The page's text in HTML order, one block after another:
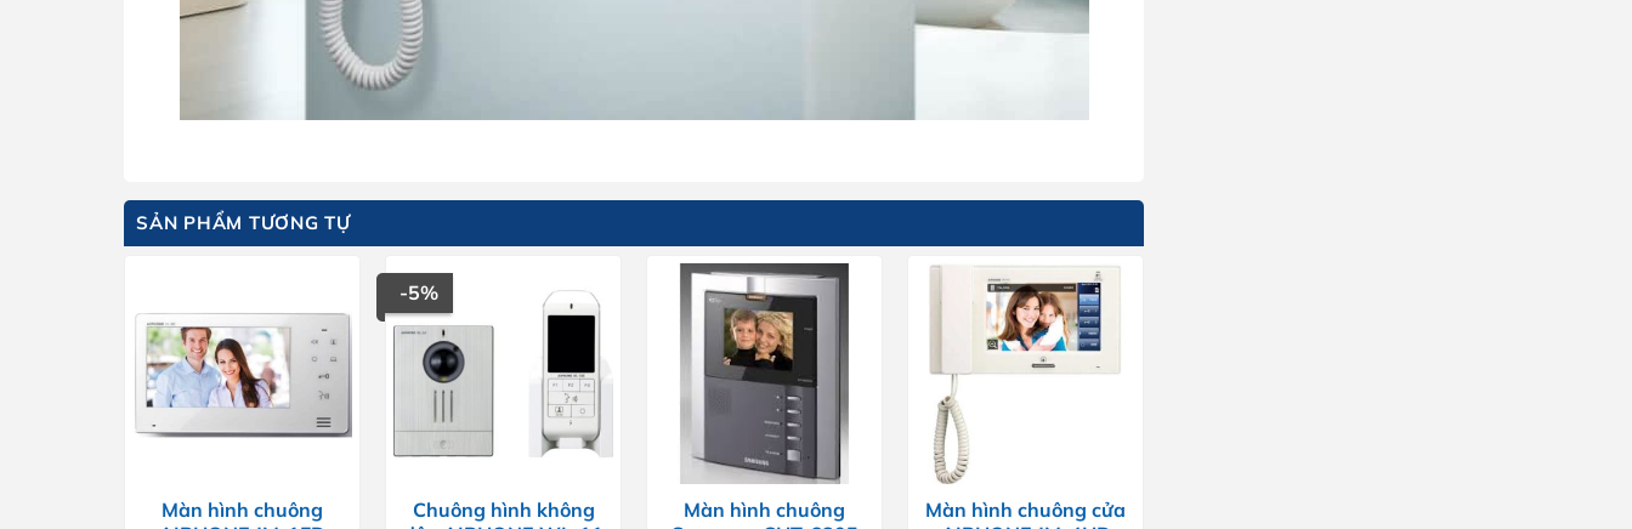
SẢN PHẨM TƯƠNG TỰ
Màn hình chuông
-5%
Chuông hình không
Màn hình chuông
Màn hình chuông cửa